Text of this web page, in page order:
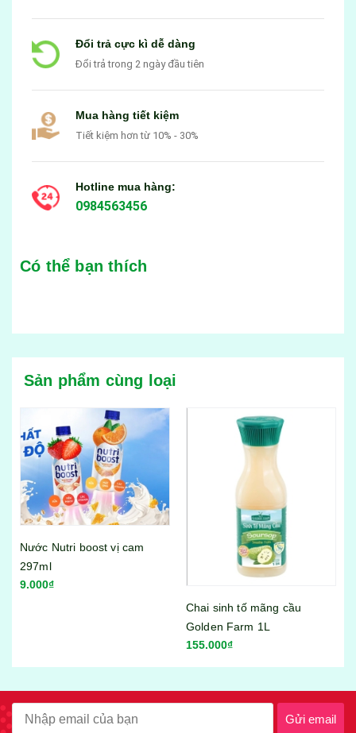
Đổi trả cực kì dễ dàng
Đổi trả trong 2 ngày đầu tiên
Mua hàng tiết kiệm
Tiết kiệm hơn từ 10% - 30%
Hotline mua hàng:
0984563456
Có thể bạn thích
Sản phẩm cùng loại
Chai sinh tố dâu Golden
Farm 1l
120.000₫
Gửi email